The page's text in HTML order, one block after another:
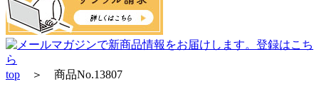
top ＞ 商品No.13807